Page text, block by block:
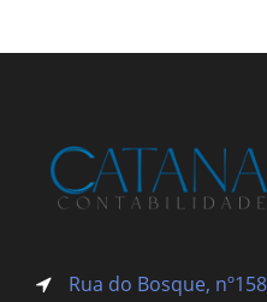
Rua do Bosque,